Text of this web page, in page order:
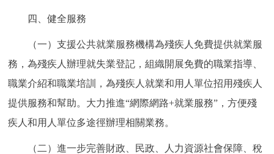
四、健全服務
（一）支援公共就業服務機構為殘疾人免費提供就業服
務，為殘疾人辦理就失業登記，組織開展免費的職業指導、
職業介紹和職業培訓，為殘疾人就業和用人單位招用殘疾人
提供服務和幫助。大力推進“網際網路+就業服務”，方便殘
疾人和用人單位多途徑辦理相關業務。
（二）進一步完善財政、民政、人力資源社會保障、稅